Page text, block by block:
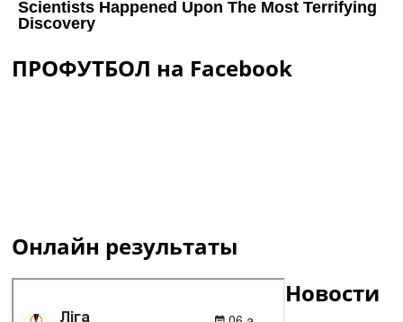
ПРОФУТБОЛ на Facebook
Онлайн результаты
Новости